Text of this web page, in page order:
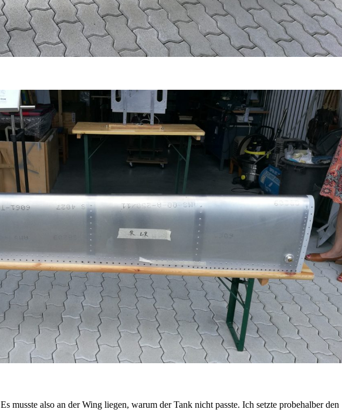
Es musste also an der Wing liegen, warum der Tank nicht passte. Ich setzte probehalber den